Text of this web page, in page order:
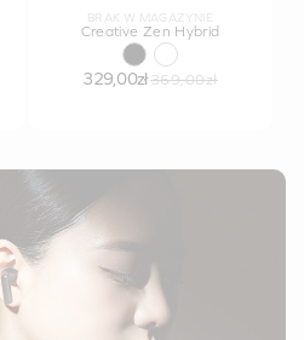
BRAK W MAGAZYNIE
Creative Zen Hybrid
329,00zł369,00zł